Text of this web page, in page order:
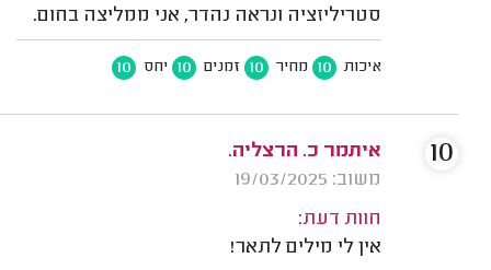
סטריליזציה ונראה נהדר, אני ממליצה בחום.
איכות 10 מחיר 10 זמנים 10 יחס 10
איתמר כ. הרצליה.
משוב: 19/03/2025
חוות דעת:
אין לי מילים לתאר!
10